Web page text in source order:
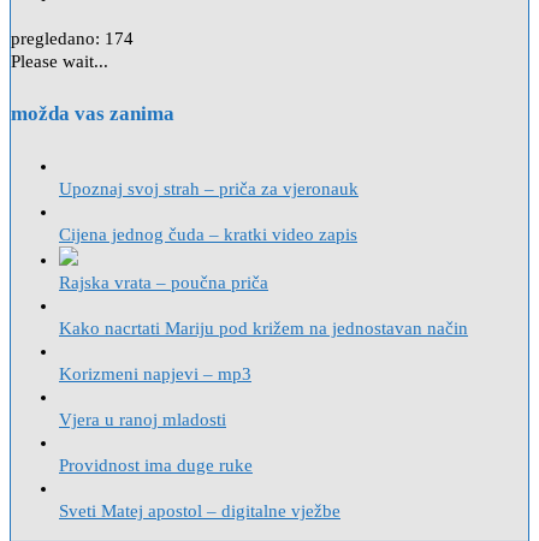
pregledano: 174
Please wait...
možda vas zanima
Upoznaj svoj strah – priča za vjeronauk
Cijena jednog čuda – kratki video zapis
Rajska vrata – poučna priča
Kako nacrtati Mariju pod križem na jednostavan način
Korizmeni napjevi – mp3
Vjera u ranoj mladosti
Providnost ima duge ruke
Sveti Matej apostol – digitalne vježbe